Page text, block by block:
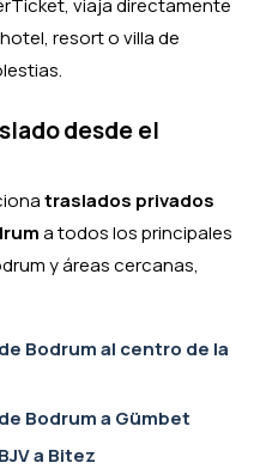
viaja directamente
resort o villa de
desde el
traslados privados
a todos los principales
y áreas cercanas,
Bodrum al centro de la
Bodrum a Gümbet
a Bitez